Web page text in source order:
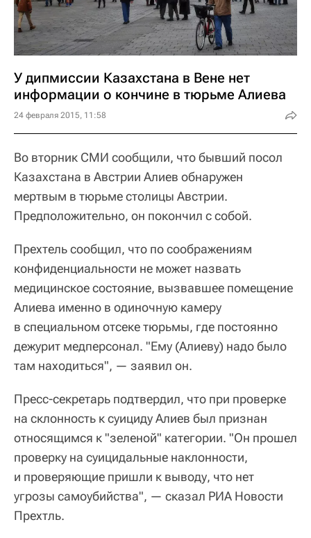
У дипмиссии Казахстана в Вене нет
информации о кончине в тюрьме Алиева
24 февраля 2015, 11:58
Во вторник СМИ сообщили, что бывший посол
Казахстана в Австрии Алиев обнаружен
мертвым в тюрьме столицы Австрии.
Предположительно, он покончил с собой.
Прехтель сообщил, что по соображениям
конфиденциальности не может назвать
медицинское состояние, вызвавшее помещение
Алиева именно в одиночную камеру
в специальном отсеке тюрьмы, где постоянно
дежурит медперсонал. "Ему (Алиеву) надо было
там находиться", — заявил он.
Пресс-секретарь подтвердил, что при проверке
на склонность к суициду Алиев был признан
относящимся к "зеленой" категории. "Он прошел
проверку на суицидальные наклонности,
и проверяющие пришли к выводу, что нет
угрозы самоубийства", — сказал РИА Новости
Прехтль.